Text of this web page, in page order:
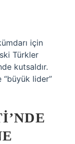
için
Türkler
kutsaldır.
lider”